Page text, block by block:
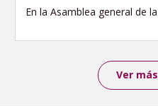
En la Asamblea general de
Ver